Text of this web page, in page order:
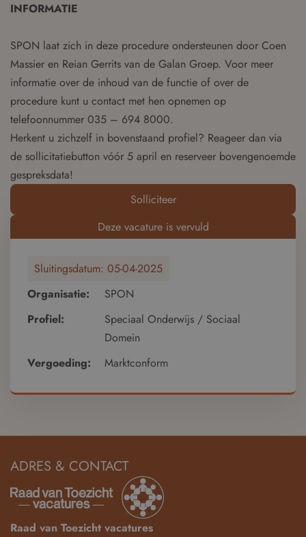
INFORMATIE
SPON laat zich in deze procedure ondersteunen door Coen
Massier en Reian Gerrits van de Galan Groep. Voor meer
informatie over de inhoud van de functie of over de
procedure kunt u contact met hen opnemen op
telefoonnummer 035 – 694 8000.
Herkent u zichzelf in bovenstaand profiel? Reageer dan via
de sollicitatiebutton vóór 5 april en reserveer bovengenoemde
gespreksdata!
Solliciteer
Deze vacature is vervuld
Sluitingsdatum: 05-04-2025
Organisatie:
SPON
Profiel:
Speciaal Onderwijs / Sociaal
Domein
Vergoeding:
Marktconform
ADRES & CONTACT
Raad van Toezicht vacatures